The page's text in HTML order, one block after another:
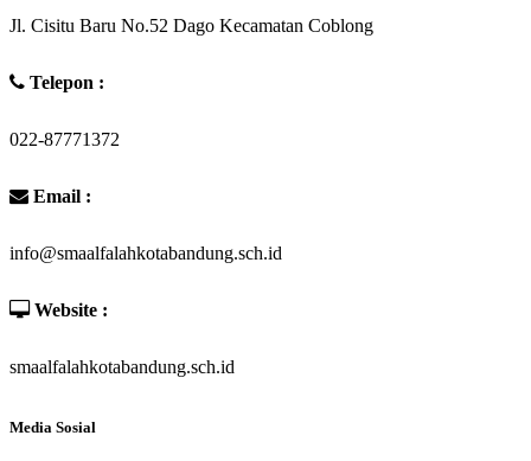
Jl. Cisitu Baru No.52 Dago Kecamatan Coblong
Telepon :
022-87771372
Email :
info@smaalfalahkotabandung.sch.id
Website :
smaalfalahkotabandung.sch.id
Media Sosial